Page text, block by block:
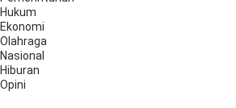
Hukum
Ekonomi
Olahraga
Nasional
Hiburan
Opini